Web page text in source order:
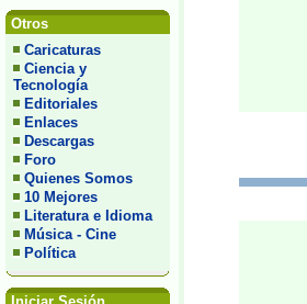
Otros
Caricaturas
Ciencia y
Tecnología
Editoriales
Enlaces
Descargas
Foro
Quienes Somos
10 Mejores
Literatura e Idioma
Música - Cine
Política